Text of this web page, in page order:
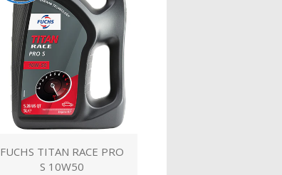
FUCHS TITAN RACE PRO
S 10W50